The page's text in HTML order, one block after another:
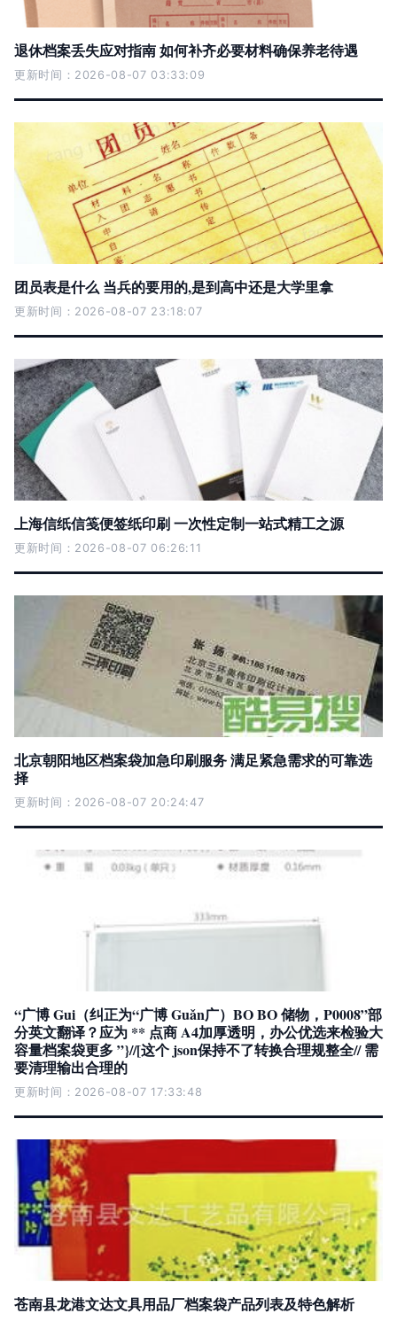
退休档案丢失应对指南 如何补齐必要材料确保养老待遇
更新时间：2026-08-07 03:33:09
团员表是什么 当兵的要用的,是到高中还是大学里拿
更新时间：2026-08-07 23:18:07
上海信纸信笺便签纸印刷 一次性定制一站式精工之源
更新时间：2026-08-07 06:26:11
北京朝阳地区档案袋加急印刷服务 满足紧急需求的可靠选
择
更新时间：2026-08-07 20:24:47
“广博 Gui（纠正为“广博 Guǎn广）BO BO 储物，P0008”部
分英文翻译？应为 ** 点商 A4加厚透明，办公优选来检验大
容量档案袋更多 ”}//[这个 json保持不了转换合理规整全// 需
要清理输出合理的
更新时间：2026-08-07 17:33:48
苍南县龙港文达文具用品厂档案袋产品列表及特色解析